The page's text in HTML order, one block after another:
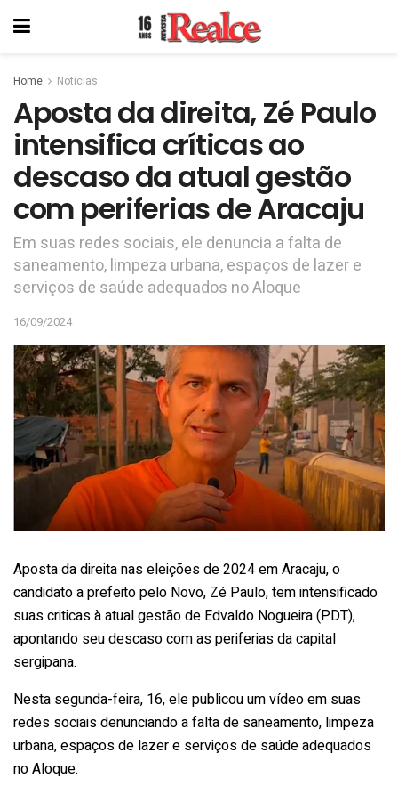
Home Notícias
Aposta da direita, Zé Paulo
intensifica críticas ao
descaso da atual gestão
com periferias de Aracaju
Em suas redes sociais, ele denuncia a falta de
saneamento, limpeza urbana, espaços de lazer e
serviços de saúde adequados no Aloque
16/09/2024
Aposta da direita nas eleições de 2024 em Aracaju, o
candidato a prefeito pelo Novo, Zé Paulo, tem intensificado
suas criticas à atual gestão de Edvaldo Nogueira (PDT),
apontando seu descaso com as periferias da capital
sergipana.
Nesta segunda-feira, 16, ele publicou um vídeo em suas
redes sociais denunciando a falta de saneamento, limpeza
urbana, espaços de lazer e serviços de saúde adequados
no Aloque.